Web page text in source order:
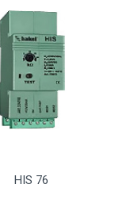
HIS 76